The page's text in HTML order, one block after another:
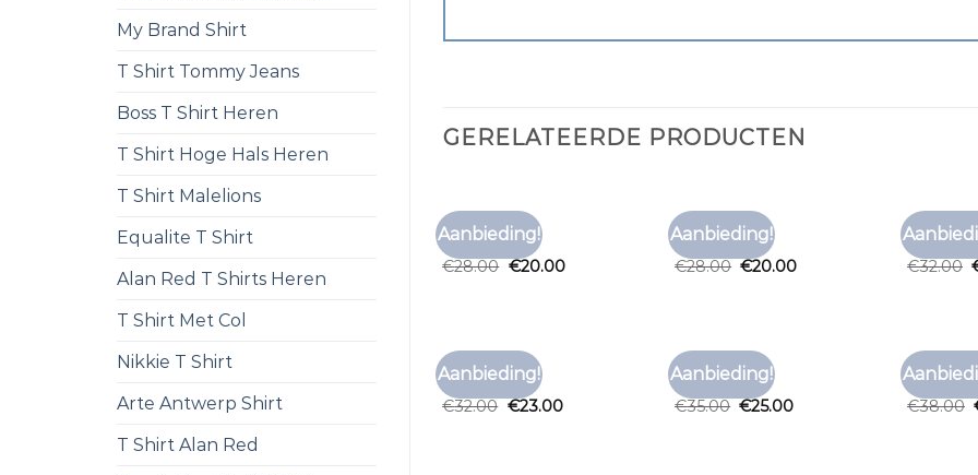
My Brand Shirt
T Shirt Tommy Jeans
Boss T Shirt Heren
T Shirt Hoge Hals Heren
T Shirt Malelions
Equalite T Shirt
Alan Red T Shirts Heren
T Shirt Met Col
Nikkie T Shirt
Arte Antwerp Shirt
T Shirt Alan Red
GERELATEERDE PRODUCTEN
Aanbieding!
TSHIRT ONLY
tshirt only
€28.00 €20.00
Aanbieding!
TSHIRT ONLY
tshirt only
€28.00 €20.00
TSHIRT
tshirt
€32.00
Aanbieding!
TSHIRT ONLY
tshirt only
€32.00 €23.00
Aanbieding!
TSHIRT ONLY
tshirt only
€35.00 €25.00
TSHIRT
tshirt
€38.00